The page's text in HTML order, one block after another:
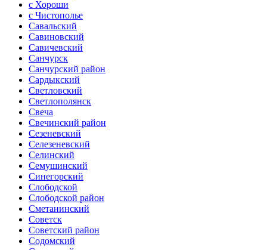
с Хороши
с Чистополье
Савальский
Савиновский
Савичевский
Санчурск
Санчурский район
Сардыкский
Светловский
Светлополянск
Свеча
Свечинский район
Сезеневский
Селезеневский
Селинский
Семушинский
Синегорский
Слободской
Слободской район
Сметанинский
Советск
Советский район
Содомский